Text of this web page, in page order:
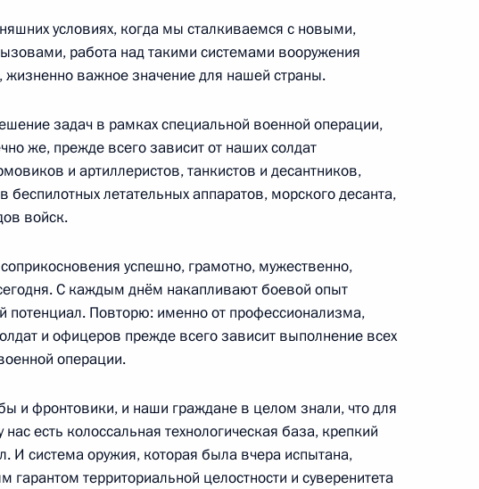
области Александром
Кремль
Вероникой Скворцовой
Кремль
Минобороны, представителями ВПК
систем
условиях, когда мы сталкиваемся с новыми,
работа над такими системами вооружения
жизненно важное значение для нашей страны.
задач в рамках специальной военной операции,
же, прежде всего зависит от наших солдат
и артиллеристов, танкистов и десантников,
беспилотных летательных аппаратов, морского десанта,
войск.
успешно, грамотно, мужественно,
С каждым днём накапливают боевой опыт
потенциал. Повторю: именно от профессионализма,
и офицеров прежде всего зависит выполнение всех
операции.
и фронтовики, и наши граждане в целом знали, что для
есть колоссальная технологическая база, крепкий
И система оружия, которая была вчера испытана,
территориальной целостности и суверенитета